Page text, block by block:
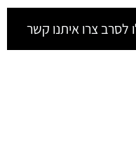
צרו איתנו קשר